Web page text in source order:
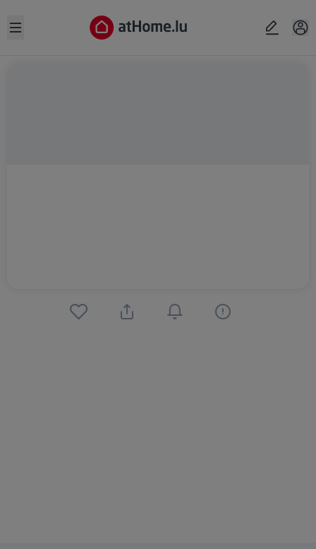
Open sidebar